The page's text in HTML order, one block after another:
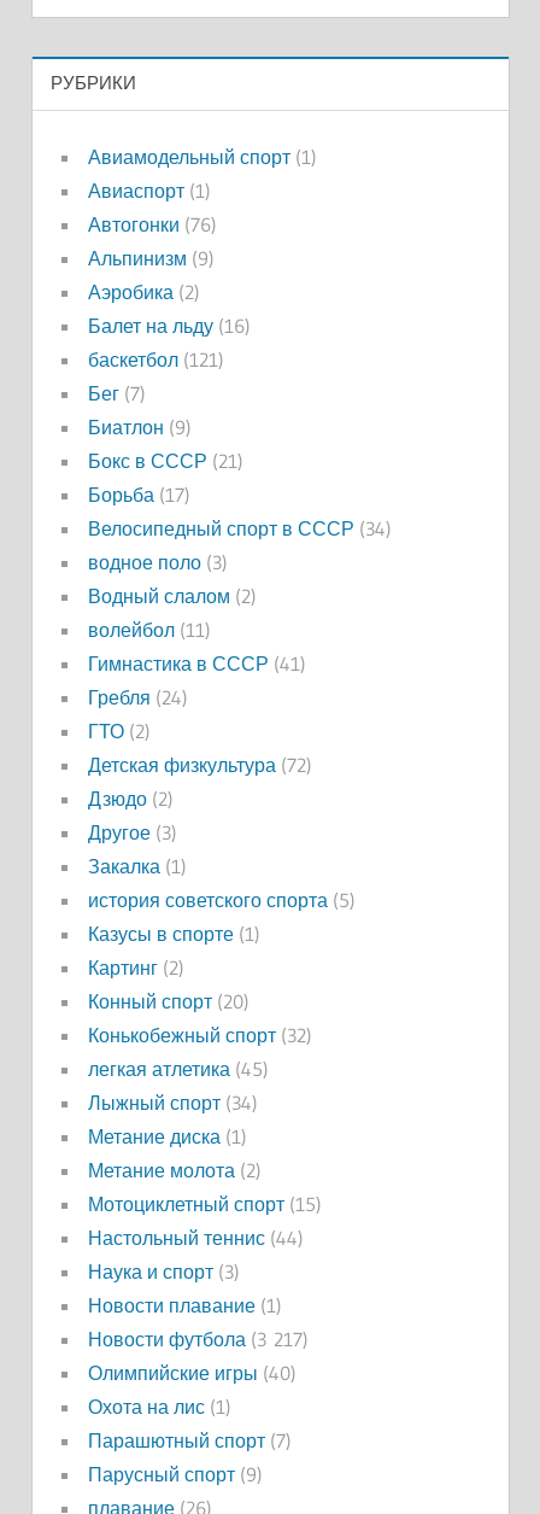
РУБРИКИ
Авиамодельный спорт(1)
Авиаспорт(1)
Автогонки (76)
Альпинизм (9)
Аэробика (2)
Балет на льду(16)
баскетбол(121)
Бег(7)
Биатлон (9)
Бокс в СССР (21)
Борьба (17)
Велосипедный спорт в СССР (34)
водное поло(3)
Водный слалом (2)
волейбол(11)
Гимнастика в СССР (41)
Гребля (24)
ГТО(2)
Детская физкультура (72)
Дзюдо(2)
Другое(3)
Закалка (1)
история советского спорта (5)
Казусы в спорте(1)
Картинг(2)
Конный спорт(20)
Конькобежный спорт(32)
легкая атлетика (45)
Лыжный спорт(34)
Метание диска (1)
Метание молота (2)
Мотоциклетный спорт(15)
Настольный теннис(44)
Наука и спорт(3)
Новости плавание(1)
Новости футбола (3 217)
Олимпийские игры (40)
Охота на лис(1)
Парашютный спорт(7)
Парусный спорт(9)
плавание(26)